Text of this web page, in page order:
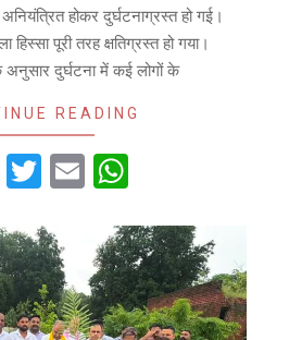
होकर दुर्घटनाग्रस्त हो गई।
पूरी तरह क्षतिग्रस्त हो गया।
के अनुसार दुर्घटना में कई लोगों के
READING
Facebook
Twitter
Email